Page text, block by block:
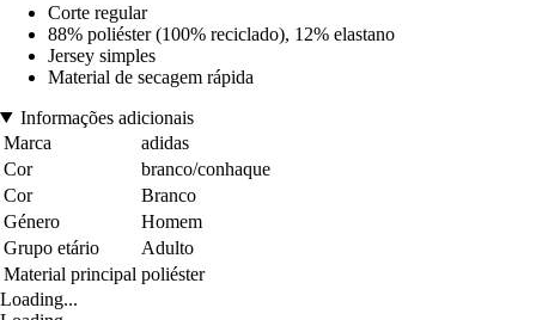
Corte regular
88% poliéster (100% reciclado), 12% elastano
Jersey simples
Material de secagem rápida
Informações adicionais
Marca
adidas
Cor
branco/conhaque
Cor
Branco
Género
Homem
Grupo etário
Adulto
Material principal poliéster
Loading...